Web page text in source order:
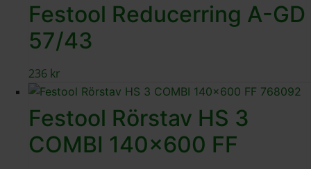
Festool Reducerring A-GD
57/43
236 kr
Festool Rörstav HS 3
COMBI 140×600 FF